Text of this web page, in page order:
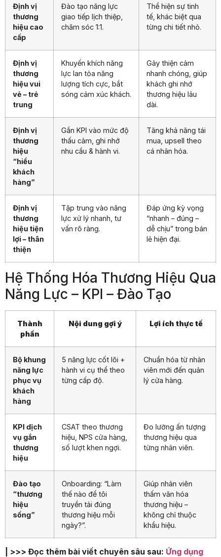
Định vị
thương
hiệu cao
cấp
Đào tạo năng lực
giao tiếp lịch thiệp,
chăm sóc 1:1.
Thể hiện sự tinh
tế, khác biệt qua
từng chi tiết nhỏ.
Định vị
thương
hiệu vui
vẻ – trẻ
trung
Khuyến khích năng
lực lan tỏa năng
lượng tích cực, bắt
sóng cảm xúc khách.
Gây thiện cảm
nhanh chóng, giúp
khách ghi nhớ
thương hiệu lâu
dài.
Định vị
thương
hiệu
“hiểu
khách
hàng”
Gắn KPI vào mức độ
thấu cảm, ghi nhớ
nhu cầu & hành vi.
Tăng khả năng tái
mua, upsell theo
cá nhân hóa.
Định vị
thương
hiệu tiện
lợi – thân
thiện
Tập trung vào năng
lực xử lý nhanh, tư
vấn rõ ràng.
Đáp ứng kỳ vọng
“nhanh – đúng –
dễ chịu” trong bán
lẻ hiện đại.
Hệ Thống Hóa Thương Hiệu Qua
Năng Lực – KPI – Đào Tạo
Thành
phần
Nội dung gợi ý Lợi ích thực tế
Bộ khung
năng lực
phục vụ
khách
hàng
5 năng lực cốt lõi +
hành vi cụ thể theo
từng cấp độ.
Chuẩn hóa từ nhân
viên mới đến quản
lý cửa hàng.
KPI dịch
vụ gắn
thương
hiệu
CSAT theo thương
hiệu, NPS cửa hàng,
số lượt khen ngợi.
Đo lường ấn tượng
thương hiệu qua
từng nhân viên.
Đào tạo
“thương
hiệu
sống”
Onboarding: “Làm
thế nào để tôi
truyền tải đúng
thương hiệu mỗi
ngày?”.
Giúp nhân viên
thấm văn hóa
thương hiệu –
không chỉ thuộc
khẩu hiệu.
| >>> Đọc thêm bài viết chuyên sâu sau: Ứng dụng